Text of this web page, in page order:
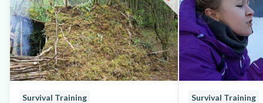
Survival Training Survival Training